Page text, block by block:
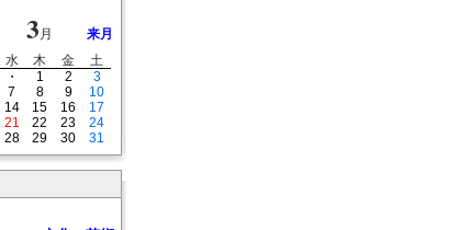
3 月
来月
水 木 金
土
・ 1 2
3
7 8 9
10
14 15 16
17
21 22 23
24
28 29 30 31